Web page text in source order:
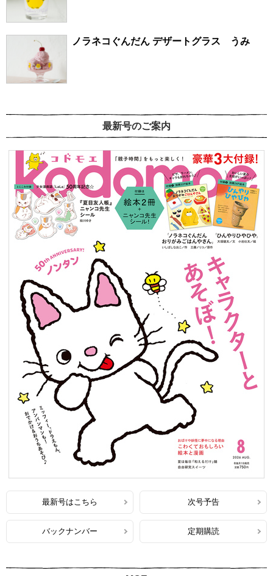
ノラネコぐんだん デザートグラス うみ
最新号のご案内
最新号はこちら 次号予告
バックナンバー 定期購読